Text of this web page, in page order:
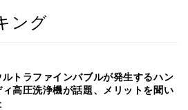
ング
ルトラファインバブルが発生するハン
ィ高圧洗浄機が話題、メリットを聞い